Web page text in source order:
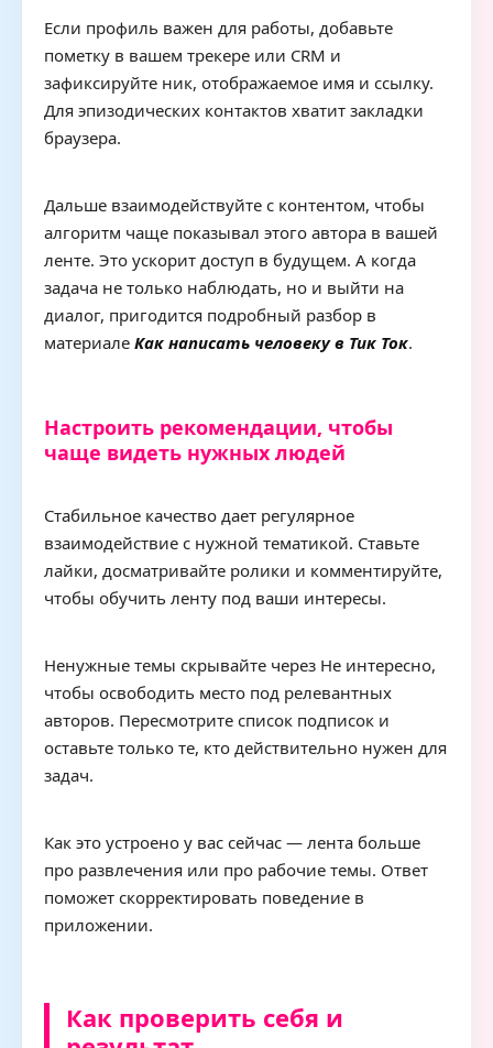
Если профиль важен для работы, добавьте
пометку в вашем трекере или CRM и
зафиксируйте ник, отображаемое имя и ссылку.
Для эпизодических контактов хватит закладки
браузера.
Дальше взаимодействуйте с контентом, чтобы
алгоритм чаще показывал этого автора в вашей
ленте. Это ускорит доступ в будущем. А когда
задача не только наблюдать, но и выйти на
диалог, пригодится подробный разбор в
материале Как написать человеку в Тик Ток.
Настроить рекомендации, чтобы
чаще видеть нужных людей
Стабильное качество дает регулярное
взаимодействие с нужной тематикой. Ставьте
лайки, досматривайте ролики и комментируйте,
чтобы обучить ленту под ваши интересы.
Ненужные темы скрывайте через Не интересно,
чтобы освободить место под релевантных
авторов. Пересмотрите список подписок и
оставьте только те, кто действительно нужен для
задач.
Как это устроено у вас сейчас — лента больше
про развлечения или про рабочие темы. Ответ
поможет скорректировать поведение в
приложении.
Как проверить себя и